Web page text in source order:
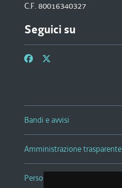
C.F. 80016340327
Seguici su
Bandi e avvisi
Amministrazione trasparente
Persone e Uffici